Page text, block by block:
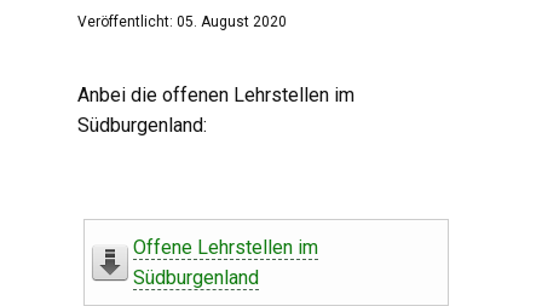
Veröffentlicht: 05. August 2020
Anbei die offenen Lehrstellen im
Südburgenland:
Offene Lehrstellen im
Südburgenland